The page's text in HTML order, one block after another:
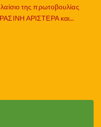
της πρωτοβουλίας
ΑΡΙΣΤΕΡΑ και...